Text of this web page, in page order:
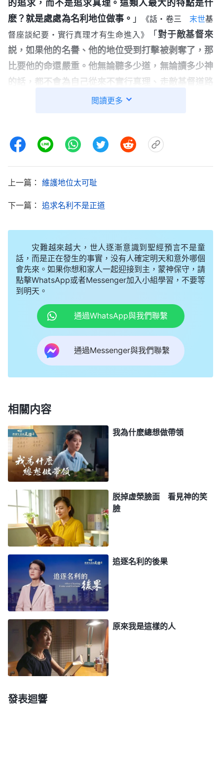
的追求，而不是追求真理。這類人最大的特點是什
麽？就是處處為名利地位做事。 」 《話・卷三 末世基
督座談紀要・實行真理才有生命進入》
「對于敵基督來
説，如果他的名譽、他的地位受到打擊被剥奪了，那
比要他的命還嚴重。他無論聽多少道，無論讀多少神
的話，都不會為自己從來不實行真理、走敵基督道路
或者有敵基督的本性實質而難過懊悔，而是常常為自
自己，而不是做在神前。為什麽這麽説呢？就是因為
生追求的目標了，也因為他們太喜愛地位，他們從來
信神的存在。所以，他們無論怎樣為地位名譽盤算，
安。他們在始終如一地追求名譽地位的同時，也在肆
無忌憚地否認着神所作的一切。為什麽這麽説呢？就
是在敵基督内心深處認為，『一切名譽地位都是靠人
自己争來的，只有在人中間站穩脚跟，得到名譽地
位，才能享受到神的祝福，人得到了絶對的權力地位
活着才有價值，才能活得像個人，反之如果像神話中
所説的凡事都順服神的主宰安排，甘心站好受造之物
的地位，活出正常人的樣式，那樣活着太窩囊了，没
會施捨給你，被動地等待只能失敗』，敵基督心中是
這麽盤算的。這就是敵基督的性情。如果盼望敵基督
能接受真理、承認錯誤，有真實悔改，那是不可能
的，他們絶對做不到。因為敵基督有撒但的本性實
質，他是仇恨真理的人，所以他無論走到哪裏，就是
走遍天涯海角，他追求名譽地位的野心是永遠不會改
變的，他的看事觀點與他所走的道路也是永遠不會改
變的。」《話・卷四 揭示敵基督・第九條（三）》
語揭示敵基督這一類人把名譽地位看得比命還重要，
他們無論做什麽都是為了得到更高的名望，把名譽地
位當成了追求的目標和方向，為了地位不惜付出一切
代價，做事隨從己意，絲毫不尋求真理原則，怎麽對
自己的名利地位有利就怎麽做。這段時間我的表現不
就是這樣嗎？我盡本分外表能吃苦付代價，但所做的
一切都是為了名利地位，無論是選舉帶領執事還是提
供人才我都急功近利，想讓弟兄姊妹看到我盡本分有
果效、有工作能力，獲得大家的高看贊成。當選不出
選舉的原則，但是我為了讓上層帶領看到我能很快選
閲讀更多
上一篇： 維護地位太可耻
下一篇： 追求名利不是正道
灾難越來越大，世人逐漸意識到聖經預言不是童
話，而是正在發生的事實，没有人確定明天和意外哪個
會先來。如果你想和家人一起迎接到主，蒙神保守，請
點擊WhatsApp或者Messenger加入小組學習，不要等
到明天。
通過WhatsApp與我們聯繫
通過Messenger與我們聯繫
相關内容
我為什麽總想做帶領
脱掉虚榮臉面 看見神的笑
臉
追逐名利的後果
原來我是這樣的人
發表迴響